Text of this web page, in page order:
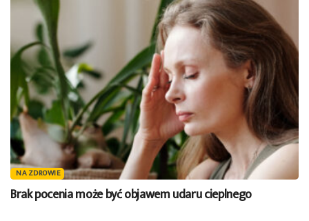
NA ZDROWIE
Brak pocenia może być objawem udaru cieplnego